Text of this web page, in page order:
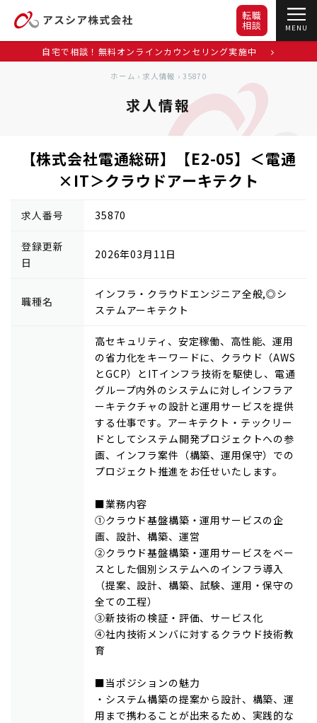
MENU
転職
相談
自宅で相談！無料オンラインカウンセリング実施中
ホーム › 求人情報 › 35870
求人情報
【株式会社電通総研】【E2-05】＜電通
×IT＞クラウドアーキテクト
求人番号 35870
登録更新
日
2026年03月11日
職種名
インフラ・クラウドエンジニア全般,◎シ
ステムアーキテクト
高セキュリティ、安定稼働、高性能、運用
の省力化をキーワードに、クラウド（AWS
とGCP）とITインフラ技術を駆使し、電通
グループ内外のシステムに対しインフラア
ーキテクチャの設計と運用サービスを提供
する仕事です。アーキテクト・テックリー
ドとしてシステム開発プロジェクトへの参
画、インフラ案件（構築、運用保守）での
プロジェクト推進をお任せいたします。
■業務内容
①クラウド基盤構築・運用サービスの企
画、設計、構築、運営
②クラウド基盤構築・運用サービスをベー
スとした個別システムへのインフラ導入
（提案、設計、構築、試験、運用・保守の
全ての工程）
③新技術の検証・評価、サービス化
④社内技術メンバに対するクラウド技術教
育
■当ポジションの魅力
・システム構築の提案から設計、構築、運
用まで携わることが出来るため、実践的な